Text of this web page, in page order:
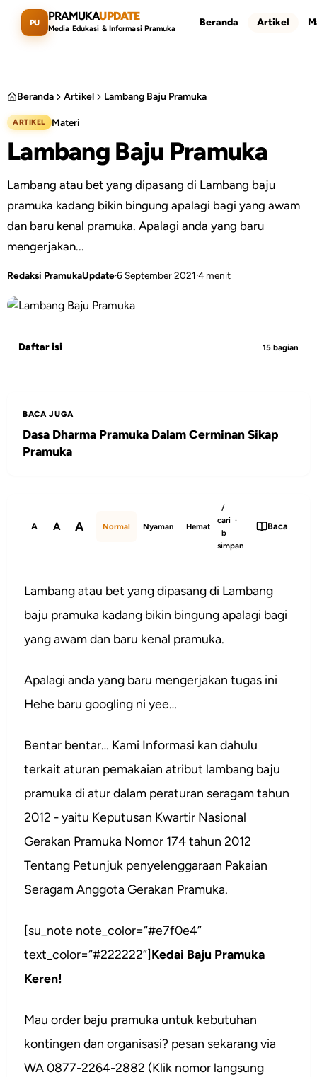
Lewati ke konten utama
PU PRAMUKAUPDATE
Media Edukasi & Informasi Pramuka
Beranda Artikel
Cari artikel
Beranda Artikel Lambang Baju Pramuka
ARTIKEL Materi
Lambang Baju Pramuka
Lambang atau bet yang dipasang di Lambang baju
pramuka kadang bikin bingung apalagi bagi yang awam
dan baru kenal pramuka. Apalagi anda yang baru
mengerjakan...
Redaksi PramukaUpdate·6 September 2021·4 menit
Daftar isi 15 bagian
BACA JUGA
Dasa Dharma Pramuka Dalam Cerminan Sikap
Pramuka
A A A Normal Nyaman Hemat
/
cari ·
b
simpan
Baca
Lambang atau bet yang dipasang di Lambang
baju pramuka kadang bikin bingung apalagi bagi
yang awam dan baru kenal pramuka.
Apalagi anda yang baru mengerjakan tugas ini
Hehe baru googling ni yee…
Bentar bentar… Kami Informasi kan dahulu
terkait aturan pemakaian atribut lambang baju
pramuka di atur dalam peraturan seragam tahun
2012 - yaitu Keputusan Kwartir Nasional
Gerakan Pramuka Nomor 174 tahun 2012
Tentang Petunjuk penyelenggaraan Pakaian
Seragam Anggota Gerakan Pramuka.
[su_note note_color=“#e7f0e4”
text_color=“#222222”]Kedai Baju Pramuka
Keren!
Mau order baju pramuka untuk kebutuhan
kontingen dan organisasi? pesan sekarang via
WA 0877-2264-2882 (Klik nomor langsung